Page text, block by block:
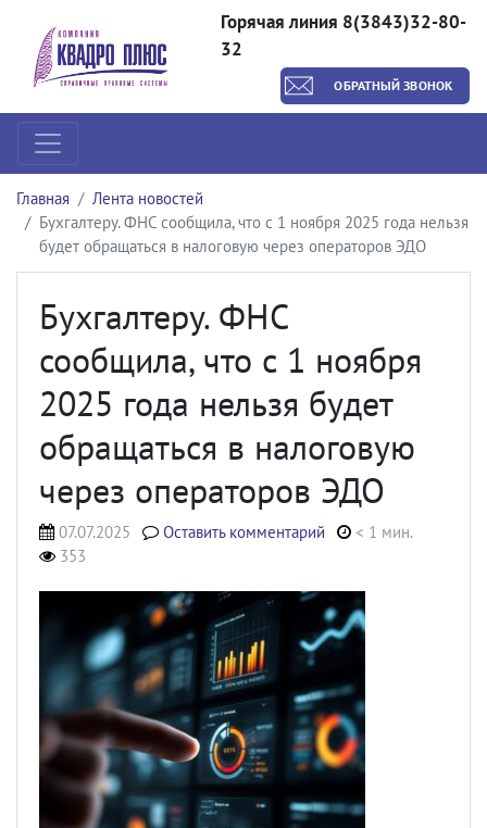
Горячая линия 8(3843)32-80-
32
ОБРАТНЫЙ ЗВОНОК
Главная
Лента новостей
Бухгалтеру. ФНС сообщила, что с 1 ноября 2025 года нельзя
будет обращаться в налоговую через операторов ЭДО
Бухгалтеру. ФНС
сообщила, что с 1 ноября
2025 года нельзя будет
обращаться в налоговую
через операторов ЭДО
07.07.2025 Оставить комментарий
< 1 мин.
353